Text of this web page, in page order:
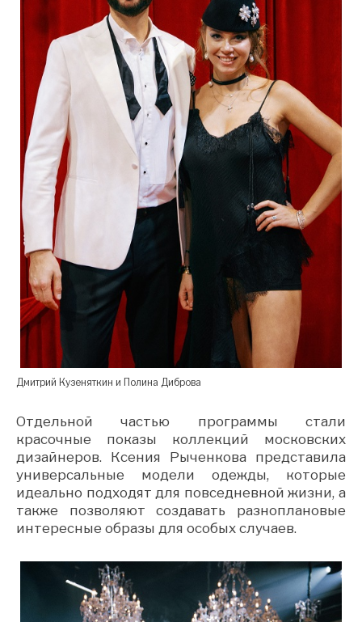
Дмитрий Кузеняткин и Полина Диброва
Отдельной частью программы стали
красочные показы коллекций московских
дизайнеров. Ксения Рыченкова представила
универсальные модели одежды, которые
идеально подходят для повседневной жизни, а
также позволяют создавать разноплановые
интересные образы для особых случаев.